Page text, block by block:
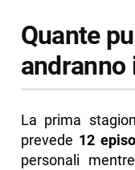
Quante
andranno
La prima
prevede 12
personali